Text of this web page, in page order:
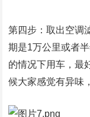
第四步：取出空调
期是1万公里或者
的情况下用车，最
候大家感觉有异味